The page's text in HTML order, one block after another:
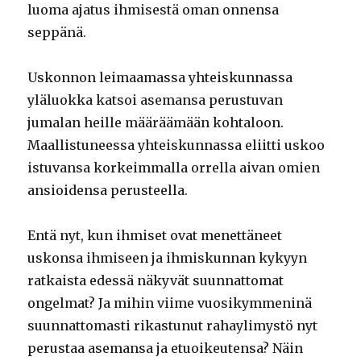
luoma ajatus ihmisestä oman onnensa
seppänä.
Uskonnon leimaamassa yhteiskunnassa
yläluokka katsoi asemansa perustuvan
jumalan heille määräämään kohtaloon.
Maallistuneessa yhteiskunnassa eliitti uskoo
istuvansa korkeimmalla orrella aivan omien
ansioidensa perusteella.
Entä nyt, kun ihmiset ovat menettäneet
uskonsa ihmiseen ja ihmiskunnan kykyyn
ratkaista edessä näkyvät suunnattomat
ongelmat? Ja mihin viime vuosikymmeninä
suunnattomasti rikastunut rahaylimystö nyt
perustaa asemansa ja etuoikeutensa? Näin